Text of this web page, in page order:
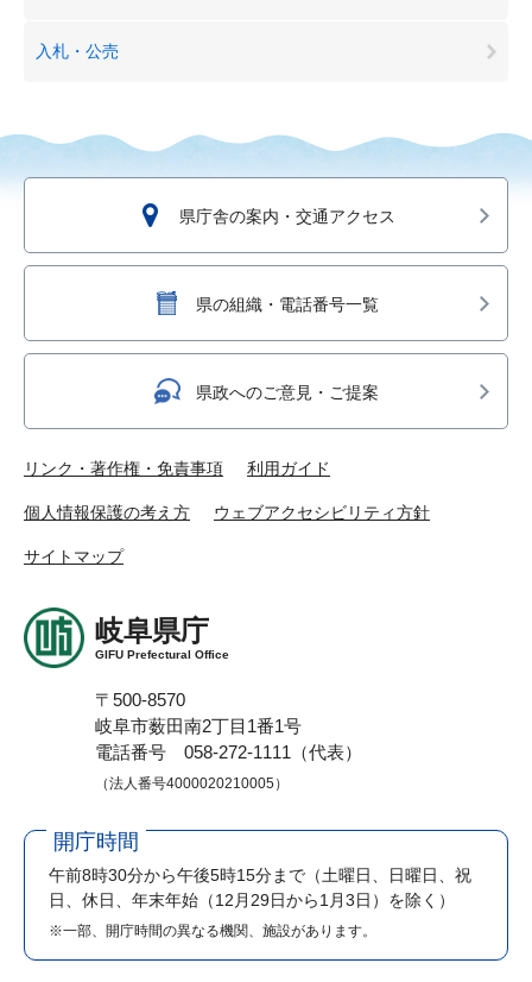
入札・公売
県庁舎の案内・交通アクセス
県の組織・電話番号一覧
県政へのご意見・ご提案
リンク・著作権・免責事項 利用ガイド
個人情報保護の考え方 ウェブアクセシビリティ方針
サイトマップ
岐阜県庁
GIFU Prefectural Office
〒500-8570
岐阜市薮田南2丁目1番1号
電話番号 058-272-1111（代表）
（法人番号4000020210005）
開庁時間
午前8時30分から午後5時15分まで （土曜日、日曜日、祝
日、休日、年末年始（12月29日から1月3日）を除く）
※一部、開庁時間の異なる機関、施設があります。